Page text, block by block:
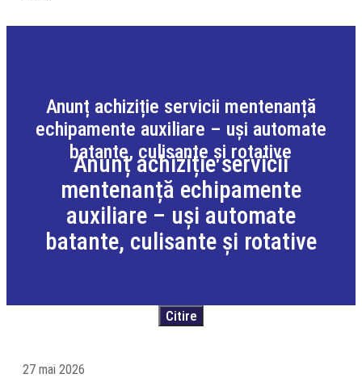
Anunț achiziție servicii mentenanță
echipamente auxiliare – uși automate
batante, culisante și rotative
Anunț achiziție servicii
mentenanță echipamente
auxiliare – uși automate
batante, culisante și rotative
27 mai 2026